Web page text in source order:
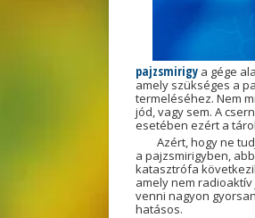
pajzsmirigy a gége
amely szükséges a
termeléséhez. Nem
jód, vagy sem. A
esetében ezért a
Azért, hogy ne
a pajzsmirigyben,
katasztrófa
amely nem
venni nagyon
hatásos.